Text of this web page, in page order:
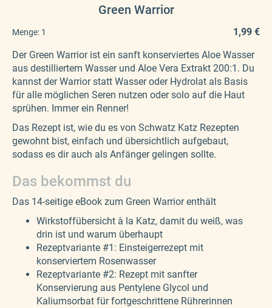
Green Warrior
Menge: 1
1,99 €
Der Green Warrior ist ein sanft konserviertes Aloe Wasser
aus destilliertem Wasser und Aloe Vera Extrakt 200:1. Du
kannst der Warrior statt Wasser oder Hydrolat als Basis
für alle möglichen Seren nutzen oder solo auf die Haut
sprühen. Immer ein Renner!
Das Rezept ist, wie du es von Schwatz Katz Rezepten
gewohnt bist, einfach und übersichtlich aufgebaut,
sodass es dir auch als Anfänger gelingen sollte.
Das bekommst du
Das 14-seitige eBook zum Green Warrior enthält
Wirkstoffübersicht à la Katz, damit du weiß, was
drin ist und warum überhaupt
Rezeptvariante #1: Einsteigerrezept mit
konserviertem Rosenwasser
Rezeptvariante #2: Rezept mit sanfter
Konservierung aus Pentylene Glycol und
Kaliumsorbat für fortgeschrittene Rührerinnen